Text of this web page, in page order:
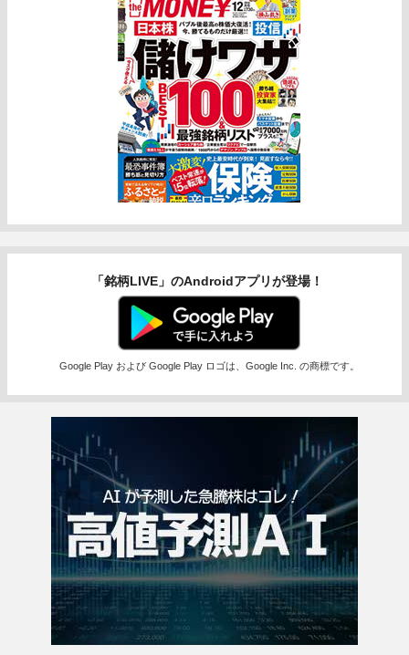
「銘柄LIVE」のAndroidアプリが登場！
Google Play および Google Play ロゴは、Google Inc. の商標です。